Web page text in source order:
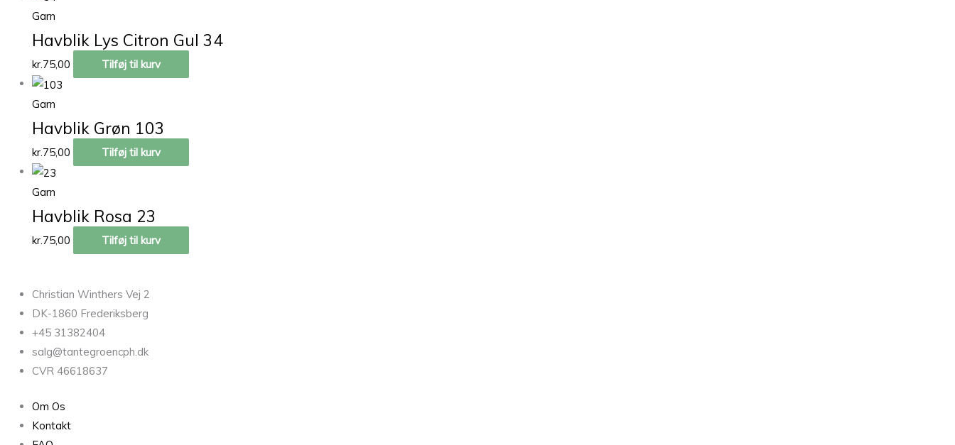
Garn
Havblik Lys Citron Gul 34
kr.75,00 Tilføj til kurv
Garn
Havblik Grøn 103
kr.75,00 Tilføj til kurv
Garn
Havblik Rosa 23
kr.75,00 Tilføj til kurv
Christian Winthers Vej 2
DK-1860 Frederiksberg
+45 31382404
salg@tantegroencph.dk
CVR 46618637
Om Os
Kontakt